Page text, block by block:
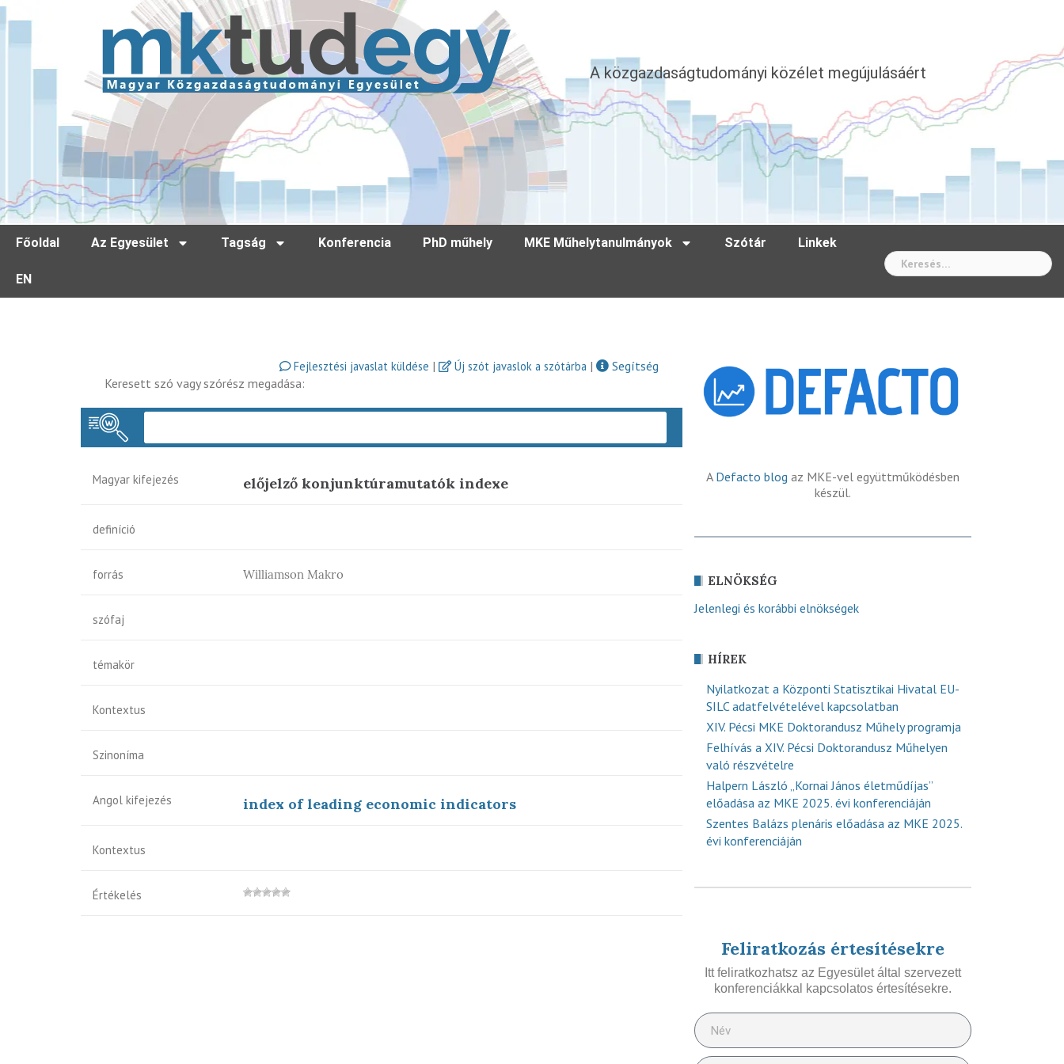
A közgazdaságtudományi közélet megújulásáért
Főoldal Az Egyesület Tagság Konferencia PhD műhely MKE Műhelytanulmányok Szótár Linkek
EN
Fejlesztési javaslat küldése | Új szót javaslok a szótárba |
Segítség
Keresett szó vagy szórész megadása:
Magyar kifejezés előjelző konjunktúramutatók indexe
definíció
forrás Williamson Makro
szófaj
témakör
Kontextus
Szinoníma
Angol kifejezés index of leading economic indicators
Kontextus
Értékelés
A Defacto blog az MKE-vel együttműködésben
készül.
ELNÖKSÉG
Jelenlegi és korábbi elnökségek
HÍREK
Nyilatkozat a Központi Statisztikai Hivatal EU-
SILC adatfelvételével kapcsolatban
XIV. Pécsi MKE Doktorandusz Műhely programja
Felhívás a XIV. Pécsi Doktorandusz Műhelyen
való részvételre
Halpern László „Kornai János életműdíjas”
előadása az MKE 2025. évi konferenciáján
Szentes Balázs plenáris előadása az MKE 2025.
évi konferenciáján
Feliratkozás értesítésekre
Itt feliratkozhatsz az Egyesület által szervezett
konferenciákkal kapcsolatos értesítésekre.